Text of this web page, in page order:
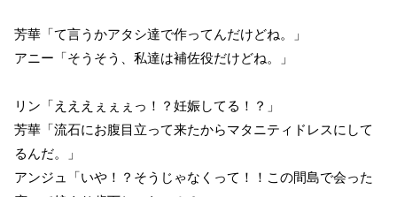
芳華「て言うかアタシ達で作ってんだけどね。」
アニー「そうそう、私達は補佐役だけどね。」
リン「えええぇぇぇっ！？妊娠してる！？」
芳華「流石にお腹目立って来たからマタニティドレスにして
るんだ。」
アンジュ「いや！？そうじゃなくって！！この間島で会った